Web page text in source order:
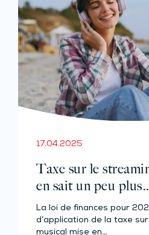
17.04.2025
Taxe sur le
en sait un peu
La loi de finances pour
d’application de la taxe
musical mise en…